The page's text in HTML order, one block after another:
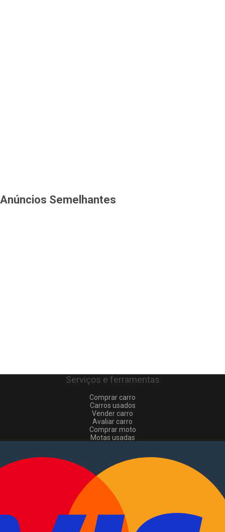
Anúncios Semelhantes
Serviços e ferramentas
Comprar carro
Carros usados
Vender carro
Avaliar carro
Comprar moto
Motas usadas
Comerciais usados
Vender comerciais
Informações
Como comprar e vender
Pacotes de anúncios
Verificar VIN e matrícula
Sitemap